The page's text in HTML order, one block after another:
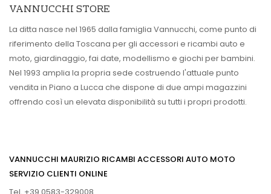
VANNUCCHI STORE
La ditta nasce nel 1965 dalla famiglia Vannucchi, come punto di
riferimento della Toscana per gli accessori e ricambi auto e
moto, giardinaggio, fai date, modellismo e giochi per bambini.
Nel 1993 amplia la propria sede costruendo l'attuale punto
vendita in Piano a Lucca che dispone di due ampi magazzini
offrendo così un elevata disponibilità su tutti i propri prodotti.
VANNUCCHI MAURIZIO RICAMBI ACCESSORI AUTO MOTO
SERVIZIO CLIENTI ONLINE